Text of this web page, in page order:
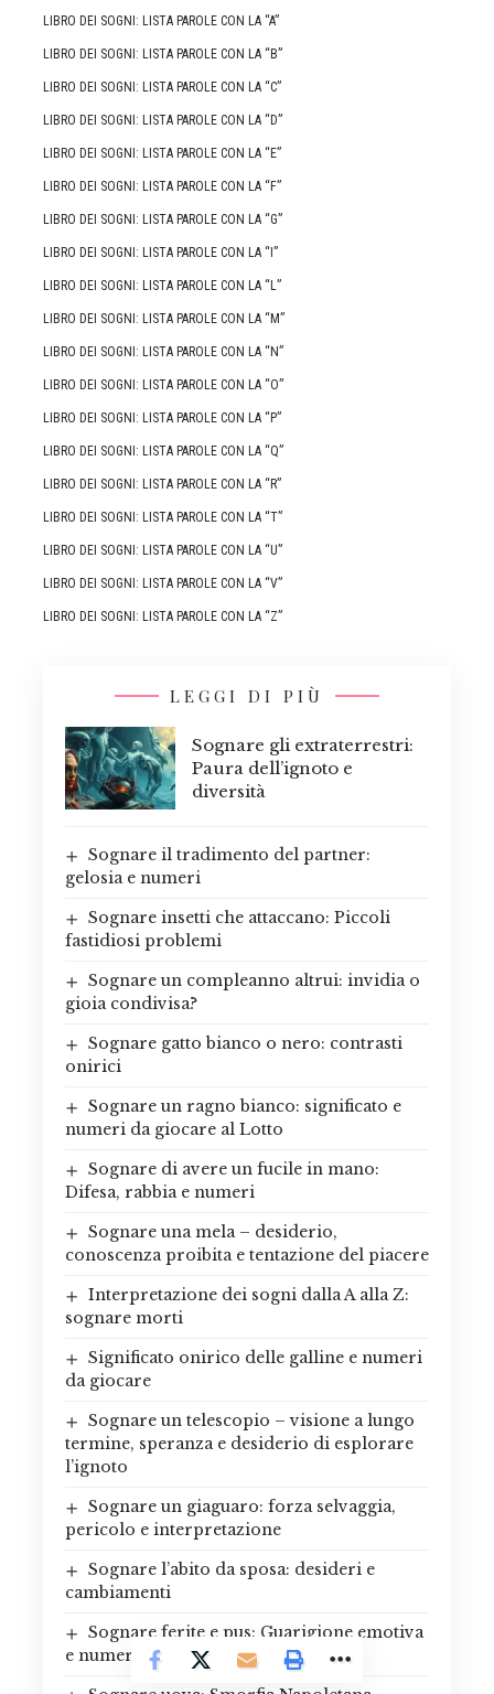
LIBRO DEI SOGNI: LISTA PAROLE CON LA “A”
LIBRO DEI SOGNI: LISTA PAROLE CON LA “B”
LIBRO DEI SOGNI: LISTA PAROLE CON LA “C”
LIBRO DEI SOGNI: LISTA PAROLE CON LA “D”
LIBRO DEI SOGNI: LISTA PAROLE CON LA “E”
LIBRO DEI SOGNI: LISTA PAROLE CON LA “F”
LIBRO DEI SOGNI: LISTA PAROLE CON LA “G”
LIBRO DEI SOGNI: LISTA PAROLE CON LA “I”
LIBRO DEI SOGNI: LISTA PAROLE CON LA “L”
LIBRO DEI SOGNI: LISTA PAROLE CON LA “M”
LIBRO DEI SOGNI: LISTA PAROLE CON LA “N”
LIBRO DEI SOGNI: LISTA PAROLE CON LA “O”
LIBRO DEI SOGNI: LISTA PAROLE CON LA “P”
LIBRO DEI SOGNI: LISTA PAROLE CON LA “Q”
LIBRO DEI SOGNI: LISTA PAROLE CON LA “R”
LIBRO DEI SOGNI: LISTA PAROLE CON LA “T”
LIBRO DEI SOGNI: LISTA PAROLE CON LA “U”
LIBRO DEI SOGNI: LISTA PAROLE CON LA “V”
LIBRO DEI SOGNI: LISTA PAROLE CON LA “Z”
LEGGI DI PIÙ
Sognare gli extraterrestri:
Paura dell’ignoto e
diversità
Sognare il tradimento del partner:
gelosia e numeri
Sognare insetti che attaccano: Piccoli
fastidiosi problemi
Sognare un compleanno altrui: invidia o
gioia condivisa?
Sognare gatto bianco o nero: contrasti
onirici
Sognare un ragno bianco: significato e
numeri da giocare al Lotto
Sognare di avere un fucile in mano:
Difesa, rabbia e numeri
Sognare una mela – desiderio,
conoscenza proibita e tentazione del piacere
Interpretazione dei sogni dalla A alla Z:
sognare morti
Significato onirico delle galline e numeri
da giocare
Sognare un telescopio – visione a lungo
termine, speranza e desiderio di esplorare
l’ignoto
Sognare un giaguaro: forza selvaggia,
pericolo e interpretazione
Sognare l’abito da sposa: desideri e
cambiamenti
Sognare ferite e pus: Guarigione emotiva
e numeri fortunati